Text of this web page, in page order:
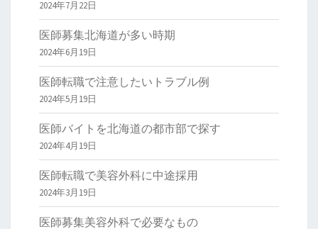
2024年7月22日
医師募集北海道が多い時期
2024年6月19日
医師転職で注意したいトラブル例
2024年5月19日
医師バイトを北海道の都市部で探す
2024年4月19日
医師転職で美容外科に中途採用
2024年3月19日
医師募集美容外科で必要なもの